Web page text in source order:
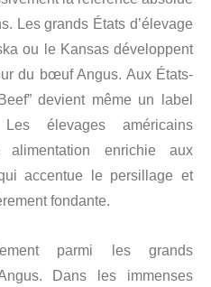
Les grands États d’élevage
ou le Kansas développent
du bœuf Angus. Aux États-
devient même un label
Les élevages américains
alimentation enrichie aux
accentue le persillage et
fondante.
parmi les grands
Dans les immenses